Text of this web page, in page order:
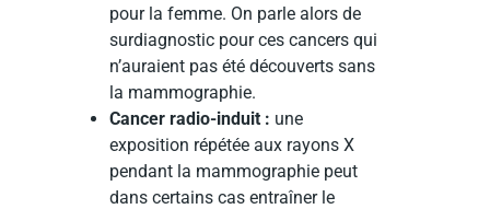
pour la femme. On parle alors de
surdiagnostic pour ces cancers qui
n’auraient pas été découverts sans
la mammographie.
Cancer radio-induit : une
exposition répétée aux rayons X
pendant la mammographie peut
dans certains cas entraîner le